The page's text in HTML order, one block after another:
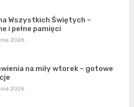
Wszystkich Świętych –
i pełne pamięci
2026
na miły wtorek – gotowe
2026